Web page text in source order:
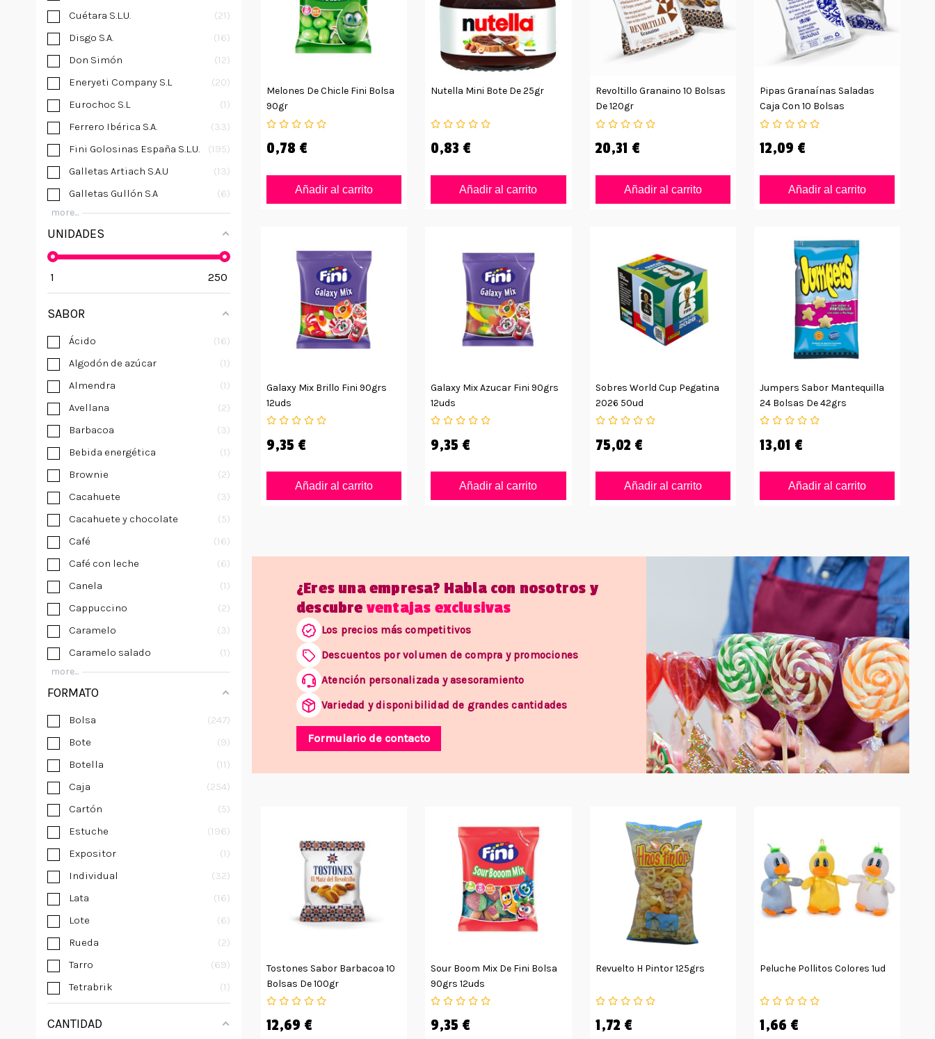
Cuétara S.L.U.
21
Disgo S.A.
16
Don Simón
12
Eneryeti Company S.L
20
Eurochoc S.L
1
Ferrero Ibérica S.A.
33
Fini Golosinas España S.L.U.
195
Galletas Artiach S.A.U
13
Galletas Gullón S.A
6
more...
UNIDADES
1 250
SABOR
Ácido
16
Algodón de azúcar
1
Almendra
1
Avellana
2
Barbacoa
3
Bebida energética
1
Brownie
2
Cacahuete
3
Cacahuete y chocolate
5
Café
16
Café con leche
6
Canela
1
Cappuccino
2
Caramelo
3
Caramelo salado
1
more...
FORMATO
Bolsa
247
Bote
9
Botella
11
Caja
254
Cartón
5
Estuche
196
Expositor
1
Individual
32
Lata
16
Lote
6
Rueda
2
Tarro
69
Tetrabrik
1
CANTIDAD
Melones De Chicle Fini Bolsa
90gr
0,78 €
Añadir al carrito
Nutella Mini Bote De 25gr
0,83 €
Añadir al carrito
Revoltillo Granaino 10 Bolsas
De 120gr
20,31 €
Añadir al carrito
Pipas Granaínas Saladas
Caja Con 10 Bolsas
12,09 €
Añadir al carrito
Galaxy Mix Brillo Fini 90grs
12uds
9,35 €
Añadir al carrito
Galaxy Mix Azucar Fini 90grs
12uds
9,35 €
Añadir al carrito
Sobres World Cup Pegatina
2026 50ud
75,02 €
Añadir al carrito
Jumpers Sabor Mantequilla
24 Bolsas De 42grs
13,01 €
Añadir al carrito
¿Eres una empresa? Habla con nosotros y
descubreventajas exclusivas
Los precios más competitivos
Descuentos por volumen de compra y promociones
Atención personalizada y asesoramiento
Variedad y disponibilidad de grandes cantidades
Formulario de contacto
Tostones Sabor Barbacoa 10
Bolsas De 100gr
12,69 €
Sour Boom Mix De Fini Bolsa
90grs 12uds
9,35 €
Revuelto H Pintor 125grs
1,72 €
Peluche Pollitos Colores 1ud
1,66 €